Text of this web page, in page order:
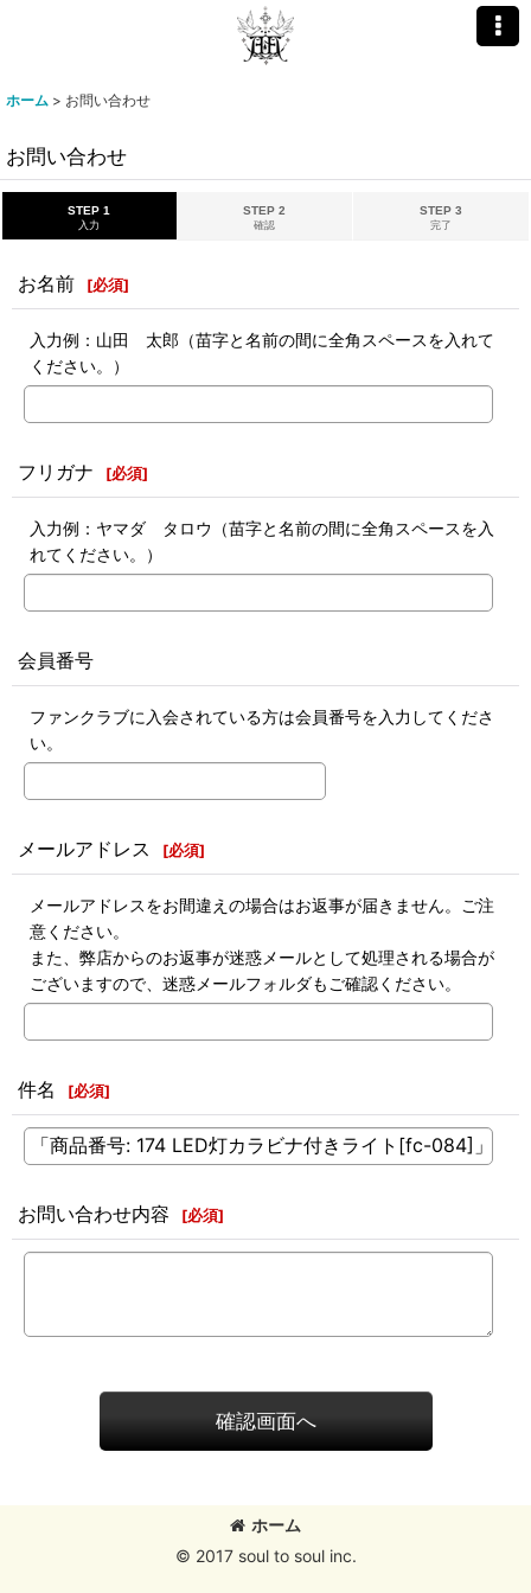
ホーム > お問い合わせ
お問い合わせ
STEP 1
入力
STEP 2
確認
STEP 3
完了
お名前 [必須]
入力例：山田 太郎（苗字と名前の間に全角スペースを入れて
ください。）
フリガナ [必須]
入力例：ヤマダ タロウ（苗字と名前の間に全角スペースを入
れてください。）
会員番号
ファンクラブに入会されている方は会員番号を入力してくださ
い。
メールアドレス [必須]
メールアドレスをお間違えの場合はお返事が届きません。ご注
意ください。
また、弊店からのお返事が迷惑メールとして処理される場合が
ございますので、迷惑メールフォルダもご確認ください。
件名 [必須]
お問い合わせ内容 [必須]
確認画面へ
ホーム
© 2017 soul to soul inc.